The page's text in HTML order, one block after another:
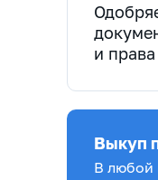
и права
В
Выкуп